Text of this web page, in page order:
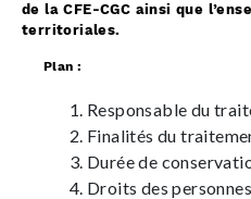
de la CFE-CGC ainsi que
territoriales.
Plan :
Responsable du
Finalités du
Durée de
Droits des personnes